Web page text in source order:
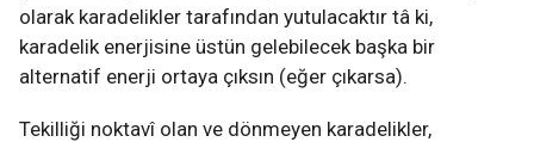
olarak karadelikler tarafından yutulacaktır tâ ki,
karadelik enerjisine üstün gelebilecek başka bir
alternatif enerji ortaya çıksın (eğer çıkarsa).
Tekilliği noktavî olan ve dönmeyen karadelikler,